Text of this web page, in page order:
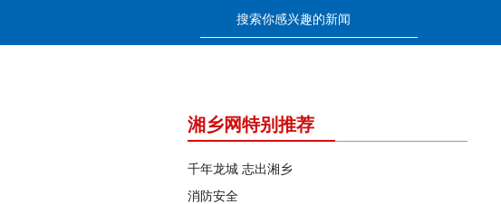
湘乡网特别推荐
千年龙城 志出湘乡
消防安全